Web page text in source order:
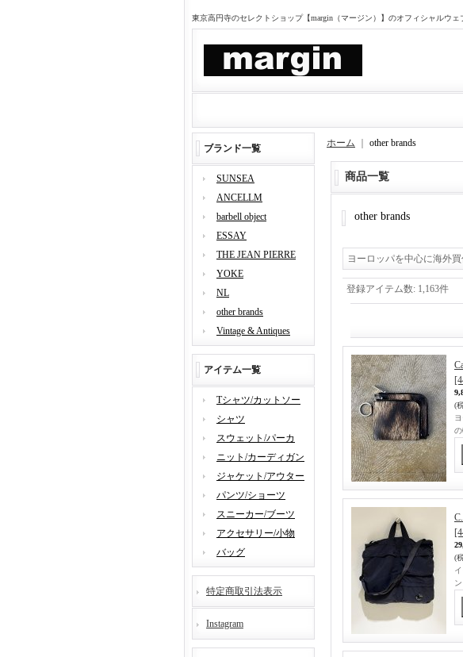
東京高円寺のセレクトショップ【margin（マージン）】のオフィシャルウェ
ブランド一覧
SUNSEA
ANCELLM
barbell object
ESSAY
THE JEAN PIERRE
YOKE
NL
other brands
Vintage & Antiques
アイテム一覧
Tシャツ/カットソー
シャツ
スウェット/パーカ
ニット/カーディガン
ジャケット/アウター
パンツ/ショーツ
スニーカー/ブーツ
アクセサリー/小物
バッグ
特定商取引法表示
Instagram
ホーム other brands
商品一覧
other brands
ヨーロッパを中心に海外
登録アイテム数: 1,163件
(
(